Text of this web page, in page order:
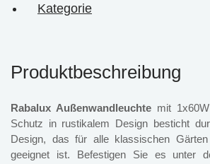
Kategorie
Produktbeschreibung
Rabalux Außenwandleuchtemit 1x60W
Schutz in rustikalem Design besticht
Design, das für alle klassischen Gärten
geeignet ist. Befestigen Sie es unter